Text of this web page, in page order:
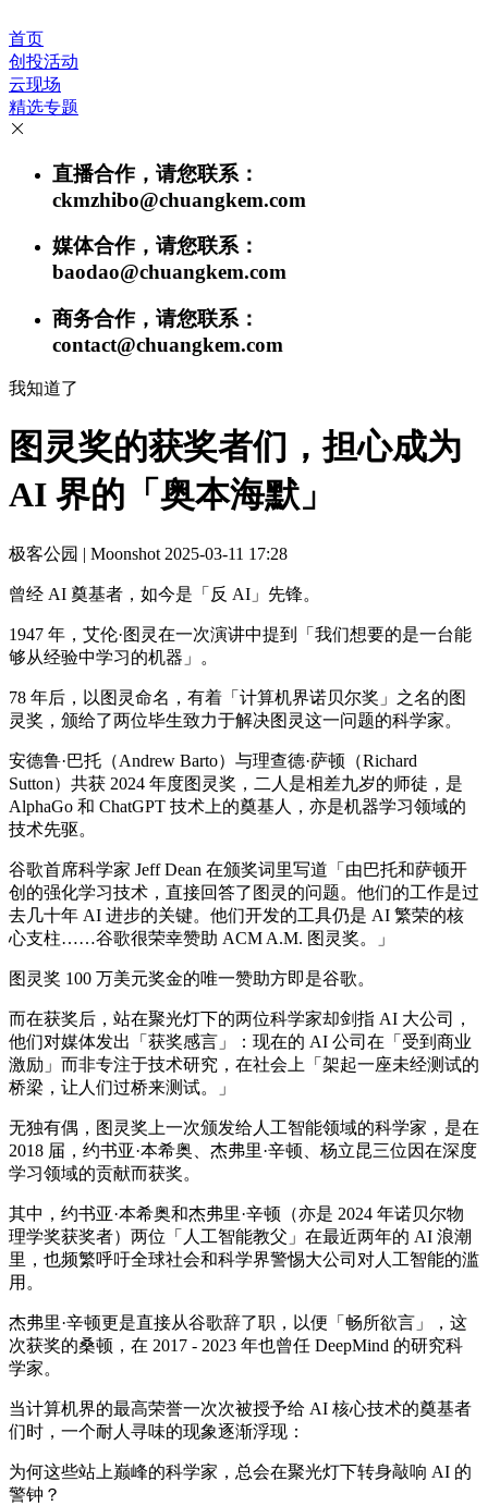
首页
创投活动
云现场
精选专题
直播合作，请您联系：
ckmzhibo@chuangkem.com
媒体合作，请您联系：
baodao@chuangkem.com
商务合作，请您联系：
contact@chuangkem.com
我知道了
图灵奖的获奖者们，担心成为
AI 界的「奥本海默」
极客公园 | Moonshot 2025-03-11 17:28
曾经 AI 奠基者，如今是「反 AI」先锋。
1947 年，艾伦·图灵在一次演讲中提到「我们想要的是一台能
够从经验中学习的机器」。
78 年后，以图灵命名，有着「计算机界诺贝尔奖」之名的图
灵奖，颁给了两位毕生致力于解决图灵这一问题的科学家。
安德鲁·巴托（Andrew Barto）与理查德·萨顿（Richard
Sutton）共获 2024 年度图灵奖，二人是相差九岁的师徒，是
AlphaGo 和 ChatGPT 技术上的奠基人，亦是机器学习领域的
技术先驱。
谷歌首席科学家 Jeff Dean 在颁奖词里写道「由巴托和萨顿开
创的强化学习技术，直接回答了图灵的问题。他们的工作是过
去几十年 AI 进步的关键。他们开发的工具仍是 AI 繁荣的核
心支柱……谷歌很荣幸赞助 ACM A.M. 图灵奖。」
图灵奖 100 万美元奖金的唯一赞助方即是谷歌。
而在获奖后，站在聚光灯下的两位科学家却剑指 AI 大公司，
他们对媒体发出「获奖感言」：现在的 AI 公司在「受到商业
激励」而非专注于技术研究，在社会上「架起一座未经测试的
桥梁，让人们过桥来测试。」
无独有偶，图灵奖上一次颁发给人工智能领域的科学家，是在
2018 届，约书亚·本希奥、杰弗里·辛顿、杨立昆三位因在深度
学习领域的贡献而获奖。
其中，约书亚·本希奥和杰弗里·辛顿（亦是 2024 年诺贝尔物
理学奖获奖者）两位「人工智能教父」在最近两年的 AI 浪潮
里，也频繁呼吁全球社会和科学界警惕大公司对人工智能的滥
用。
杰弗里·辛顿更是直接从谷歌辞了职，以便「畅所欲言」，这
次获奖的桑顿，在 2017 - 2023 年也曾任 DeepMind 的研究科
学家。
当计算机界的最高荣誉一次次被授予给 AI 核心技术的奠基者
们时，一个耐人寻味的现象逐渐浮现：
为何这些站上巅峰的科学家，总会在聚光灯下转身敲响 AI 的
警钟？